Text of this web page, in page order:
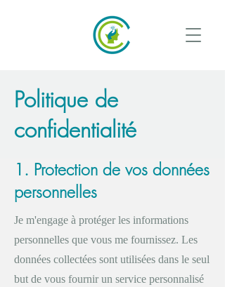
Politique de
confidentialité
1. Protection de vos données
personnelles
Je m'engage à protéger les informations
personnelles que vous me fournissez. Les
données collectées sont utilisées dans le seul
but de vous fournir un service personnalisé